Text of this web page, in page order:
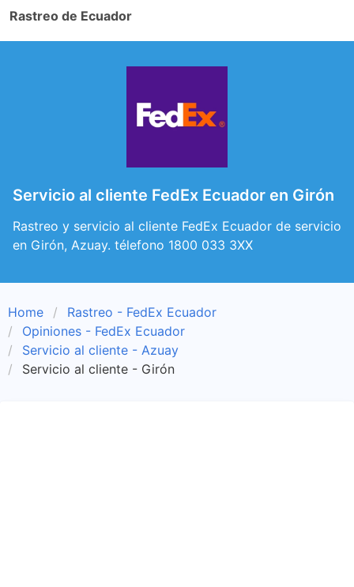
Rastreo de Ecuador
Servicio al cliente FedEx Ecuador en Girón
Rastreo y servicio al cliente FedEx Ecuador de servicio
en Girón, Azuay. télefono 1800 033 3XX
Home
Rastreo - FedEx Ecuador
Opiniones - FedEx Ecuador
Servicio al cliente - Azuay
Servicio al cliente - Girón